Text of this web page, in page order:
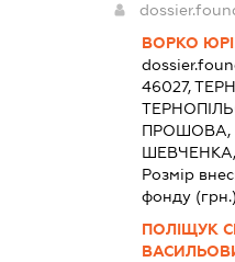
ВОРКО
46027,
ПРОШОВА,
Розмір
фонду
ПОЛІЩУК